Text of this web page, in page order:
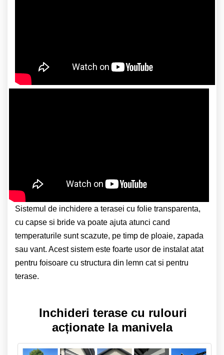
Sistemul de inchidere a terasei cu folie transparenta,
cu capse si bride va poate ajuta atunci cand
temperaturile sunt scazute, pe timp de ploaie, zapada
sau vant. Acest sistem este foarte usor de instalat atat
pentru foisoare cu structura din lemn cat si pentru
terase.
Inchideri terase cu rulouri
acționate la manivela